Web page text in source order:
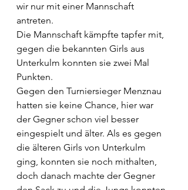
wir nur mit einer Mannschaft
antreten.
Die Mannschaft kämpfte tapfer mit,
gegen die bekannten Girls aus
Unterkulm konnten sie zwei Mal
Punkten.
Gegen den Turniersieger Menznau
hatten sie keine Chance, hier war
der Gegner schon viel besser
eingespielt und älter. Als es gegen
die älteren Girls von Unterkulm
ging, konnten sie noch mithalten,
doch danach machte der Gegner